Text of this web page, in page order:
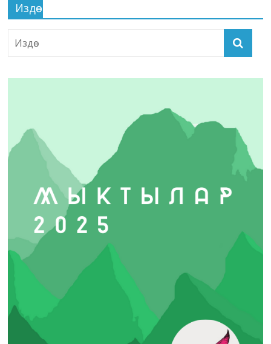
Издөө